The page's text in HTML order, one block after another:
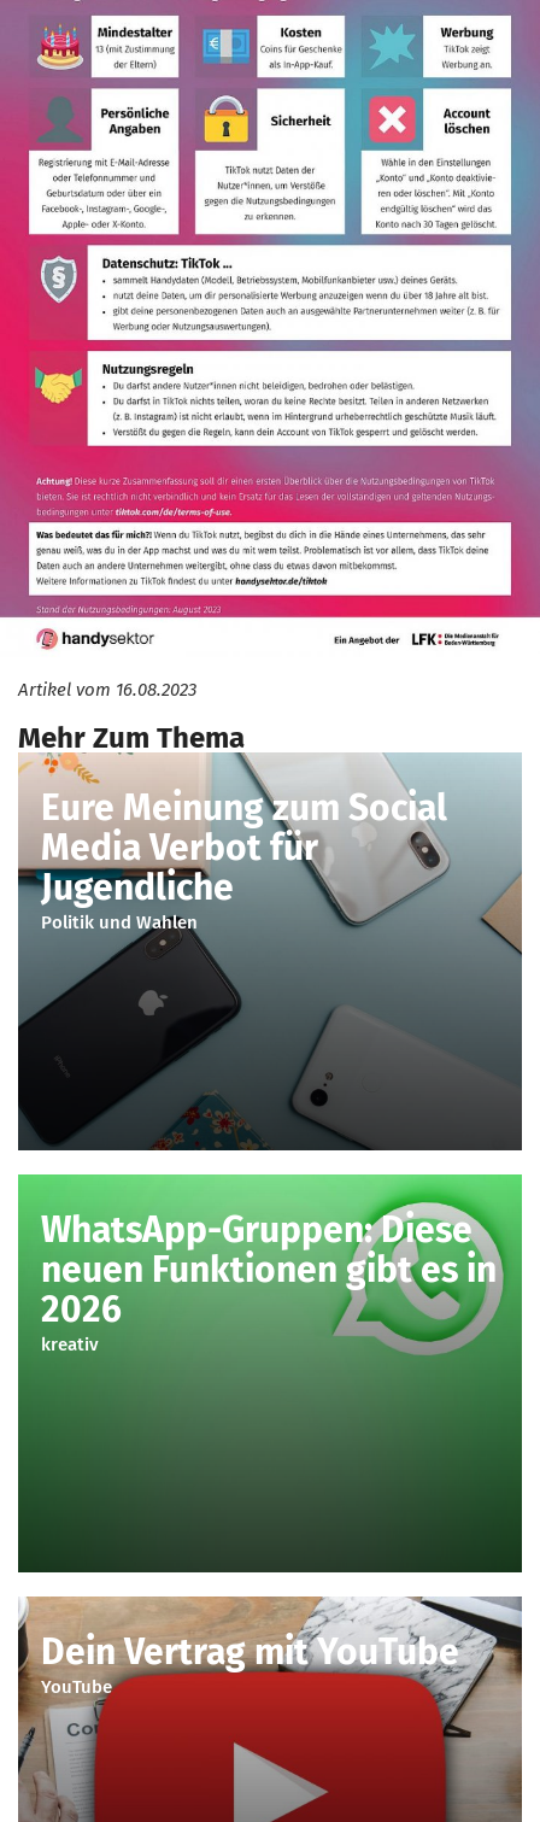
Artikel vom 16.08.2023
Mehr Zum Thema
Eure Meinung zum Social
Media Verbot für
Jugendliche
Politik und Wahlen
WhatsApp-Gruppen: Diese
neuen Funktionen gibt es in
2026
kreativ
Dein Vertrag mit YouTube
YouTube